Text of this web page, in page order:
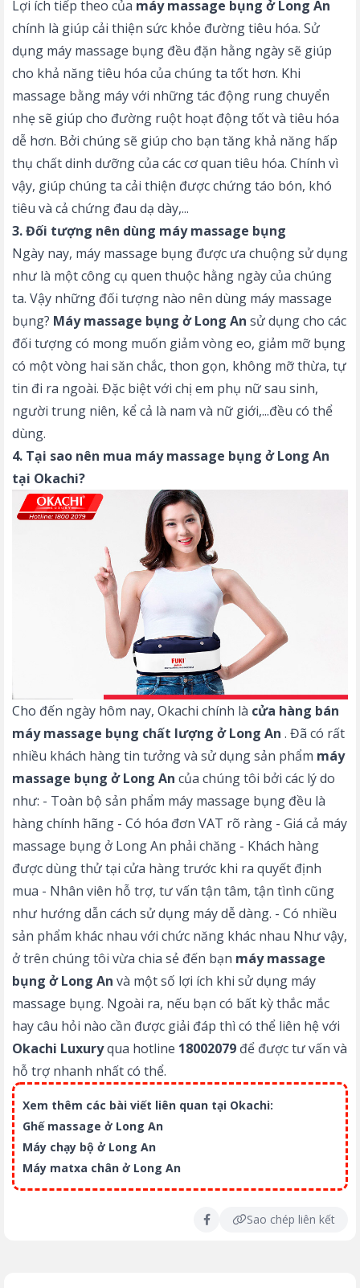
Lợi ích tiếp theo của máy massage bụng ở Long An
chính là giúp cải thiện sức khỏe đường tiêu hóa. Sử
dụng máy massage bụng đều đặn hằng ngày sẽ giúp
cho khả năng tiêu hóa của chúng ta tốt hơn. Khi
massage bằng máy với những tác động rung chuyển
nhẹ sẽ giúp cho đường ruột hoạt động tốt và tiêu hóa
dễ hơn. Bởi chúng sẽ giúp cho bạn tăng khả năng hấp
thụ chất dinh dưỡng của các cơ quan tiêu hóa. Chính vì
vậy, giúp chúng ta cải thiện được chứng táo bón, khó
tiêu và cả chứng đau dạ dày,...
3. Đối tượng nên dùng máy massage bụng
Ngày nay, máy massage bụng được ưa chuộng sử dụng
như là một công cụ quen thuộc hằng ngày của chúng
ta. Vậy những đối tượng nào nên dùng máy massage
bụng? Máy massage bụng ở Long An sử dụng cho các
đối tượng có mong muốn giảm vòng eo, giảm mỡ bụng
có một vòng hai săn chắc, thon gọn, không mỡ thừa, tự
tin đi ra ngoài. Đặc biệt với chị em phụ nữ sau sinh,
người trung niên, kể cả là nam và nữ giới,...đều có thể
dùng.
4. Tại sao nên mua máy massage bụng ở Long An
tại Okachi?
Cho đến ngày hôm nay, Okachi chính là cửa hàng bán
máy massage bụng chất lượng ở Long An . Đã có rất
nhiều khách hàng tin tưởng và sử dụng sản phẩm máy
massage bụng ở Long An của chúng tôi bởi các lý do
như: - Toàn bộ sản phẩm máy massage bụng đều là
hàng chính hãng - Có hóa đơn VAT rõ ràng - Giá cả máy
massage bụng ở Long An phải chăng - Khách hàng
được dùng thử tại cửa hàng trước khi ra quyết định
mua - Nhân viên hỗ trợ, tư vấn tận tâm, tận tình cũng
như hướng dẫn cách sử dụng máy dễ dàng. - Có nhiều
sản phẩm khác nhau với chức năng khác nhau Như vậy,
ở trên chúng tôi vừa chia sẻ đến bạn máy massage
bụng ở Long An và một số lợi ích khi sử dụng máy
massage bụng. Ngoài ra, nếu bạn có bất kỳ thắc mắc
hay câu hỏi nào cần được giải đáp thì có thể liên hệ với
Okachi Luxuryqua hotline 18002079 để được tư vấn và
hỗ trợ nhanh nhất có thể.
Xem thêm các bài viết liên quan tại Okachi:
Ghế massage ở Long An
Máy chạy bộ ở Long An
Máy matxa chân ở Long An
Sao chép liên kết